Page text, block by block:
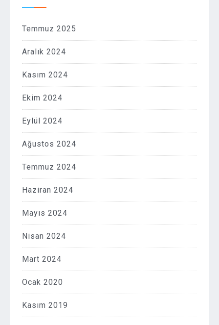
Temmuz 2025
Aralık 2024
Kasım 2024
Ekim 2024
Eylül 2024
Ağustos 2024
Temmuz 2024
Haziran 2024
Mayıs 2024
Nisan 2024
Mart 2024
Ocak 2020
Kasım 2019